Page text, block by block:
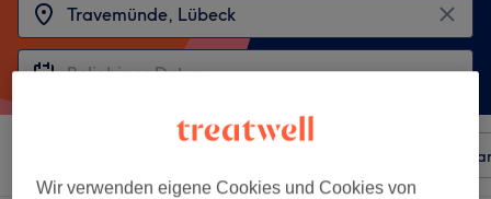
Wir verwenden eigene Cookies und Cookies von